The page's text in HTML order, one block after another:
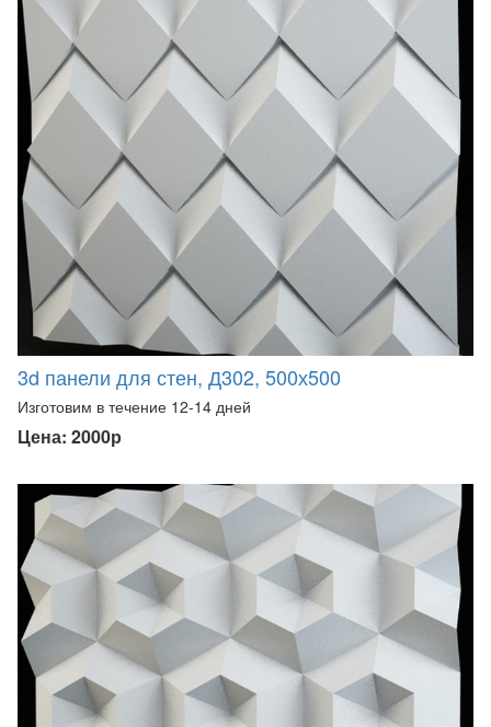
3d панели для стен, Д302, 500х500
Изготовим в течение 12-14 дней
Цена: 2000р